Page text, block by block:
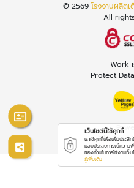
© 2569 โรงงานผลิต
All
Work
Protect
Thailand
เว็บไซต์นี้ใช้คุกกี้
เราใช้คุกกี้เพื่อเพิ่มประสิ
มอบประสบการณ์ความ
ของท่านในการใช้งานเว็
รู้เพิ่มเติม